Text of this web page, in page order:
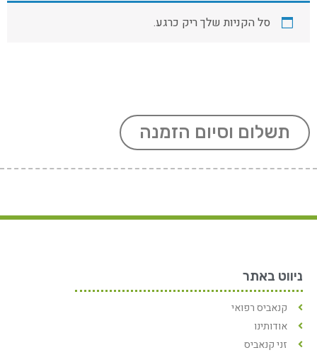
סל הקניות שלך ריק כרגע.
תשלום וסיום הזמנה
ניווט באתר
קנאביס רפואי
אודותינו
זני קנאביס